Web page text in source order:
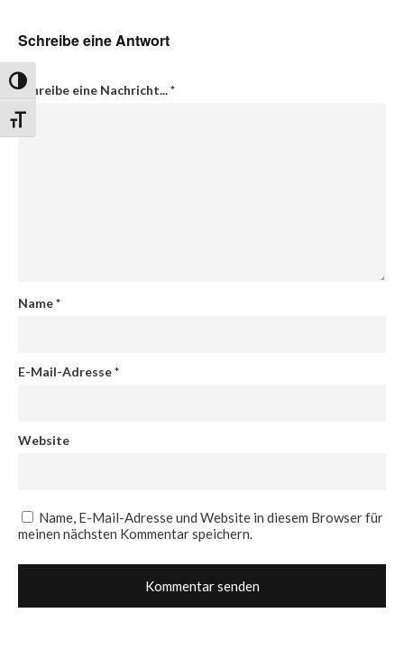
Umschalten auf hohe Kontraste
Schrift vergrößern
Schreibe eine Antwort
Schreibe eine Nachricht...*
Name*
E-Mail-Adresse*
Website
Name, E-Mail-Adresse und Website in diesem Browser für
meinen nächsten Kommentar speichern.